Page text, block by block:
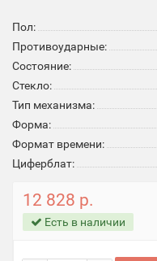
Пол:
Противоударные:
Состояние:
Стекло:
Тип механизма:
Форма:
Формат времени:
Циферблат:
12 828 р.
Есть в наличии